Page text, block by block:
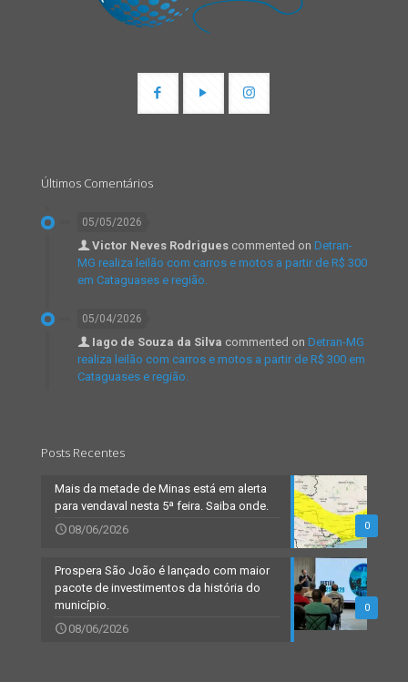
Últimos Comentários
05/05/2026
Victor Neves Rodrigues commented on Detran-
MG realiza leilão com carros e motos a partir de R$ 300
em Cataguases e região.
05/04/2026
Iago de Souza da Silva commented on Detran-MG
realiza leilão com carros e motos a partir de R$ 300 em
Cataguases e região.
Posts Recentes
0
Mais da metade de Minas está em alerta
para vendaval nesta 5ª feira. Saiba onde.
08/06/2026
0
Prospera São João é lançado com maior
pacote de investimentos da história do
município.
08/06/2026